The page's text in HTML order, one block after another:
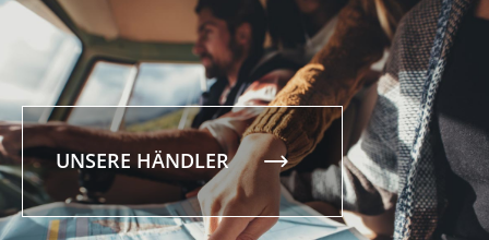
UNSERE HÄNDLER